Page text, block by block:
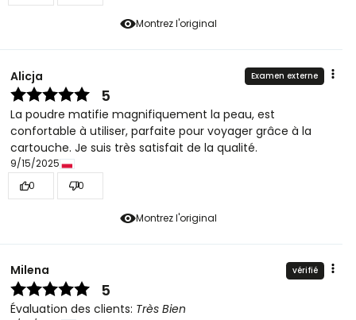
Montrez l'original
Montrez l'original
Alicja Examen externe
5
La poudre matifie magnifiquement la peau, est
confortable à utiliser, parfaite pour voyager grâce à la
cartouche. Je suis très satisfait de la qualité.
9/15/2025
0
0
Milena vérifié
5
Évaluation des clients: Très Bien